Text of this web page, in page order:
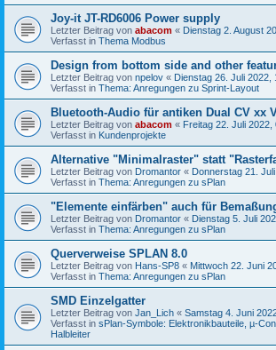
Joy-it JT-RD6006 Power supply
Letzter Beitrag von abacom « Dienstag 2. August
Verfasst in Thema Modbus
Design from bottom side and other
Letzter Beitrag von npelov « Dienstag 26. Juli 2022,
Verfasst in Thema: Anregungen zu Sprint-Layout
Bluetooth-Audio für antiken Dual CV xx
Letzter Beitrag von abacom « Freitag 22. Juli 2022,
Verfasst in Kundenprojekte
Alternative "Minimalraster" statt
Letzter Beitrag von Dromantor « Donnerstag 21.
Verfasst in Thema: Anregungen zu sPlan
"Elemente einfärben" auch für
Letzter Beitrag von Dromantor « Dienstag 5. Juli
Verfasst in Thema: Anregungen zu sPlan
Querverweise SPLAN 8.0
Letzter Beitrag von Hans-SP8 « Mittwoch 22. Juni
Verfasst in Thema: Anregungen zu sPlan
SMD Einzelgatter
Letzter Beitrag von Jan_Lich « Samstag 4. Juni
Verfasst in sPlan-Symbole: Elektronikbauteile, µ-
Halbleiter